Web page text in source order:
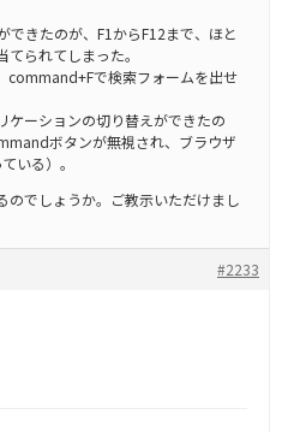
できたのが、F1からF12まで、ほと
られてしまった。
command+Fで検索フォームを出せ
ーションの切り替えができたの
ボタンが無視され、ブラウザ
いる）。
のでしょうか。ご教示いただけまし
#2233